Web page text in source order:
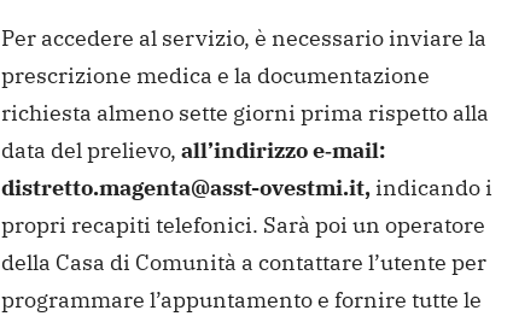
Per accedere al servizio, è necessario inviare la
prescrizione medica e la documentazione
richiesta almeno sette giorni prima rispetto alla
data del prelievo, all’indirizzo e‑mail:
distretto.magenta@asst-ovestmi.it,indicando i
propri recapiti telefonici. Sarà poi un operatore
della Casa di Comunità a contattare l’utente per
programmare l’appuntamento e fornire tutte le